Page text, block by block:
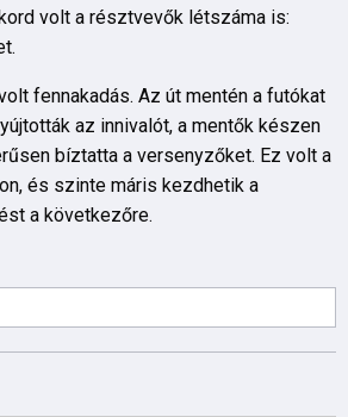
volt a résztvevők létszáma is:
fennakadás. Az út mentén a futókat
az innivalót, a mentők készen
bíztatta a versenyzőket. Ez volt a
és szinte máris kezdhetik a
a következőre.